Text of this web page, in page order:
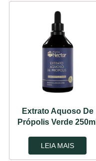
Extrato Aquoso De
Própolis Verde 250ml
LEIA MAIS